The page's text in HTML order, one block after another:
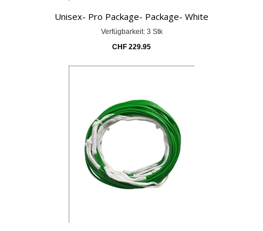
Unisex- Pro Package- Package- White
Verfügbarkeit: 3 Stk
CHF 229.95